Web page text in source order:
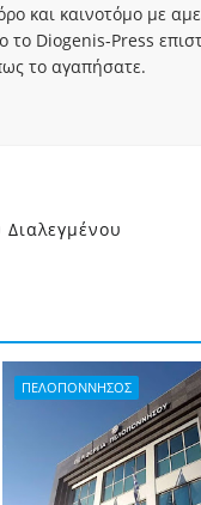
και καινοτόμο με
το Diogenis-Press
το αγαπήσατε.
ΠΕΛΟΠΟΝΝΗΣΟΣ